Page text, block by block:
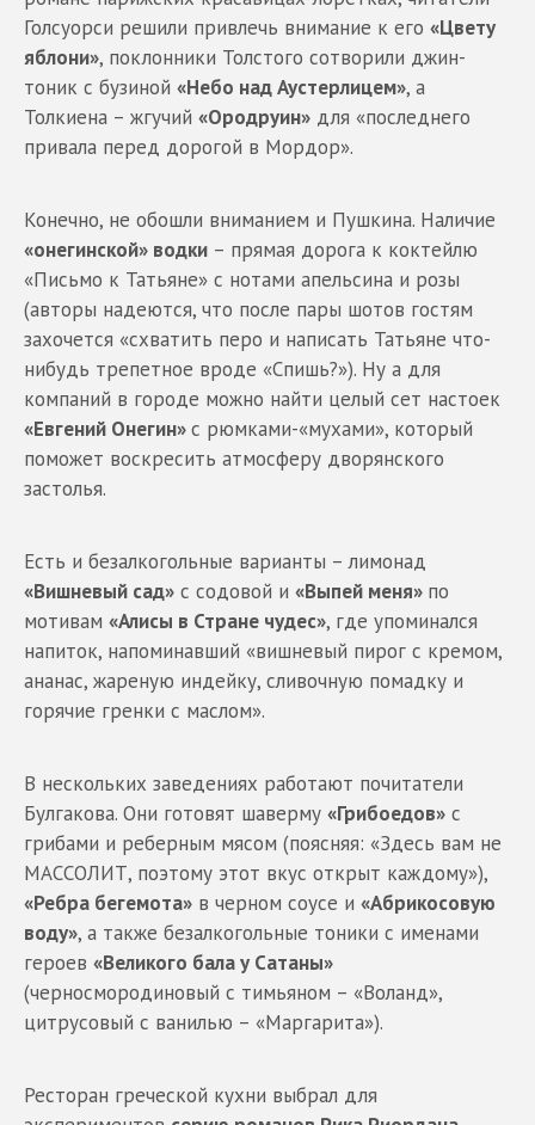
Голсуорси решили привлечь внимание к его «Цвету
яблони», поклонники Толстого сотворили джин-
тоник с бузиной «Небо над Аустерлицем», а
Толкиена – жгучий «Ородруин» для «последнего
привала перед дорогой в Мордор».
Конечно, не обошли вниманием и Пушкина. Наличие
«онегинской» водки – прямая дорога к коктейлю
«Письмо к Татьяне» с нотами апельсина и розы
(авторы надеются, что после пары шотов гостям
захочется «схватить перо и написать Татьяне что-
нибудь трепетное вроде «Спишь?»). Ну а для
компаний в городе можно найти целый сет настоек
«Евгений Онегин»с рюмками-«мухами», который
поможет воскресить атмосферу дворянского
застолья.
Есть и безалкогольные варианты – лимонад
«Вишневый сад» с содовой и «Выпей меня» по
мотивам «Алисы в Стране чудес», где упоминался
напиток, напоминавший «вишневый пирог с кремом,
ананас, жареную индейку, сливочную помадку и
горячие гренки с маслом».
В нескольких заведениях работают почитатели
Булгакова. Они готовят шаверму «Грибоедов» с
грибами и реберным мясом (поясняя: «Здесь вам не
МАССОЛИТ, поэтому этот вкус открыт каждому»),
«Ребра бегемота» в черном соусе и «Абрикосовую
воду», а также безалкогольные тоники с именами
героев «Великого бала у Сатаны»
(черносмородиновый с тимьяном – «Воланд»,
цитрусовый с ванилью – «Маргарита»).
Ресторан греческой кухни выбрал для